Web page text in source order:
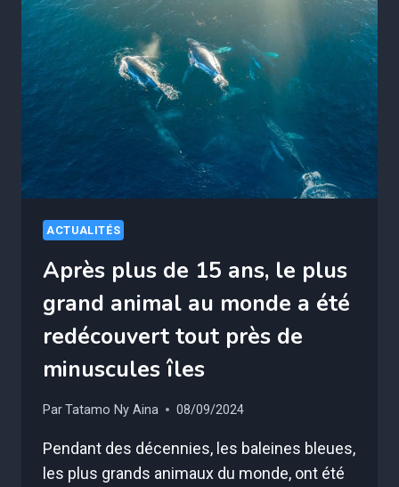
ACTUALITÉS
Après plus de 15 ans, le plus
grand animal au monde a été
redécouvert tout près de
minuscules îles
ParTatamo Ny Aina 08/09/2024
Pendant des décennies, les baleines bleues,
les plus grands animaux du monde, ont été